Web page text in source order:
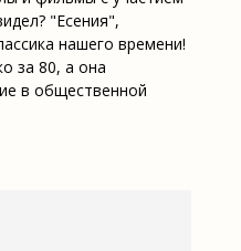
"Есения",
нашего времени!
за 80, а она
в общественной